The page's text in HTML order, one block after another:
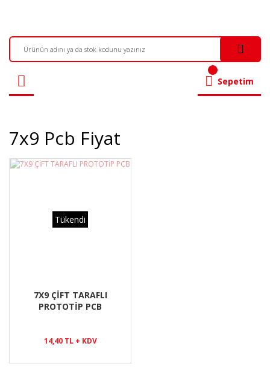
Sepetim
7x9 Pcb Fiyat
Tükendi
7X9 ÇİFT TARAFLI
PROTOTİP PCB
14,40 TL + KDV